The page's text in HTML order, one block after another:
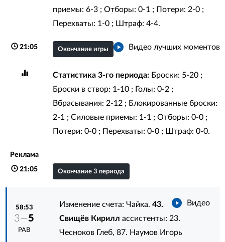
приемы: 6-3 ; Отборы: 0-1 ; Потери: 2-0 ;
Перехваты: 1-0 ; Штраф: 4-4.
21:05 Видео лучших моментов
Окончание игры
Статистика 3-го периода:Броски: 5-20 ;
Броски в створ: 1-10 ; Голы: 0-2 ;
Вбрасывания: 2-12 ; Блокированные броски:
2-1 ; Силовые приемы: 1-1 ; Отборы: 0-0 ;
Потери: 0-0 ; Перехваты: 0-0 ; Штраф: 0-0.
Реклама
21:05 Окончание 3 периода
58:53
3—5
РАВ
Видео
Изменение счета: Чайка.43.
Свищёв Кирилл ассистенты: 23.
Чесноков Глеб,87. Наумов Игорь